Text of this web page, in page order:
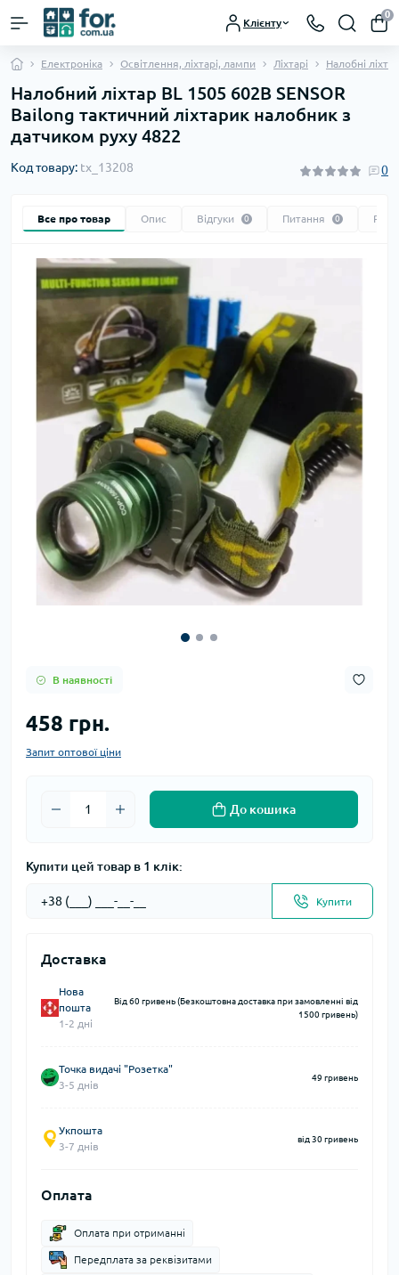
Клієнту
0
Електроніка Освітлення, ліхтарі, лампи Ліхтарі Налобні
Налобний ліхтар BL 1505 602B SENSOR
Bailong тактичний ліхтарик налобник з
датчиком руху 4822
Код товару: tx_13208 0
Все про товар Опис Відгуки 0 Питання 0
В наявності
458 грн.
Запит оптової ціни
До кошика
Купити цей товар в 1 клік:
Купити
Доставка
Нова
пошта
1-2 дні
Від 60 гривень (Безкоштовна доставка при замовленні від
1500 гривень)
Точка видачі "Розетка"
3-5 днів
49 гривень
Укпошта
3-7 днів
від 30 гривень
Оплата
Оплата при отриманні
Передплата за реквізитами